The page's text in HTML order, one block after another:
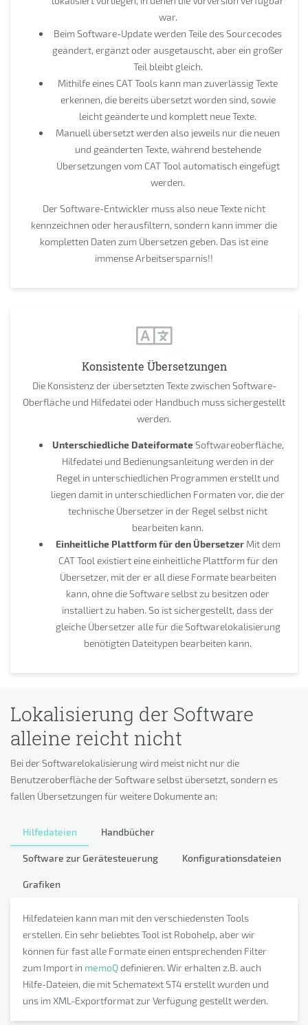
war.
Beim Software-Update werden Teile des Sourcecodes
geändert, ergänzt oder ausgetauscht, aber ein großer
Teil bleibt gleich.
Mithilfe eines CAT Tools kann man zuverlässig Texte
erkennen, die bereits übersetzt worden sind, sowie
leicht geänderte und komplett neue Texte.
Manuell übersetzt werden also jeweils nur die neuen
und geänderten Texte, während bestehende
Übersetzungen vom CAT Tool automatisch eingefügt
werden.
Der Software-Entwickler muss also neue Texte nicht
kennzeichnen oder herausfiltern, sondern kann immer die
kompletten Daten zum Übersetzen geben. Das ist eine
immense Arbeitsersparnis!!
Konsistente Übersetzungen
Die Konsistenz der übersetzten Texte zwischen Software-
Oberfläche und Hilfedatei oder Handbuch muss sichergestellt
werden.
Unterschiedliche DateiformateSoftwareoberfläche,
Hilfedatei und Bedienungsanleitung werden in der
Regel in unterschiedlichen Programmen erstellt und
liegen damit in unterschiedlichen Formaten vor, die der
technische Übersetzer in der Regel selbst nicht
bearbeiten kann.
Einheitliche Plattform für den ÜbersetzerMit dem
CAT Tool existiert eine einheitliche Plattform für den
Übersetzer, mit der er all diese Formate bearbeiten
kann, ohne die Software selbst zu besitzen oder
installiert zu haben. So ist sichergestellt, dass der
gleiche Übersetzer alle für die Softwarelokalisierung
benötigten Dateitypen bearbeiten kann.
Lokalisierung der Software
alleine reicht nicht
Bei der Softwarelokalisierung wird meist nicht nur die
Benutzeroberfläche der Software selbst übersetzt, sondern es
fallen Übersetzungen für weitere Dokumente an:
Hilfedateien Handbücher
Software zur Gerätesteuerung Konfigurationsdateien
Grafiken
Hilfedateien kann man mit den verschiedensten Tools
erstellen. Ein sehr beliebtes Tool ist Robohelp, aber wir
können für fast alle Formate einen entsprechenden Filter
zum Import in memoQdefinieren. Wir erhalten z.B. auch
Hilfe-Dateien, die mit Schematext ST4 erstellt wurden und
uns im XML-Exportformat zur Verfügung gestellt werden.